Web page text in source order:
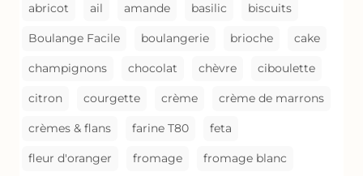
abricot ail amande basilic biscuits
Boulange Facile boulangerie brioche cake
champignons chocolat chèvre ciboulette
citron courgette crème crème de marrons
crèmes & flans farine T80 feta
fleur d'oranger fromage fromage blanc